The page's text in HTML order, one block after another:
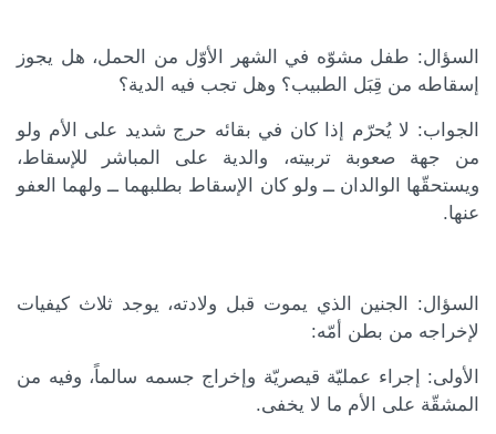
السؤال: طفل مشوّه في الشهر الأوّل من الحمل، هل يجوز
إسقاطه من قِبَل الطبيب؟ وهل تجب فيه الدية؟
الجواب: لا يُحرّم إذا كان في بقائه حرج شديد على الأم ولو
من جهة صعوبة تربيته، والدية على المباشر للإسقاط،
ويستحقّها الوالدان ــ ولو كان الإسقاط بطلبهما ــ ولهما العفو
عنها.
السؤال: الجنين الذي يموت قبل ولادته، يوجد ثلاث كيفيات
لإخراجه من بطن أمّه:
الأولى: إجراء عمليّة قيصريّة وإخراج جسمه سالماً، وفيه من
المشقّة على الأم ما لا يخفى.